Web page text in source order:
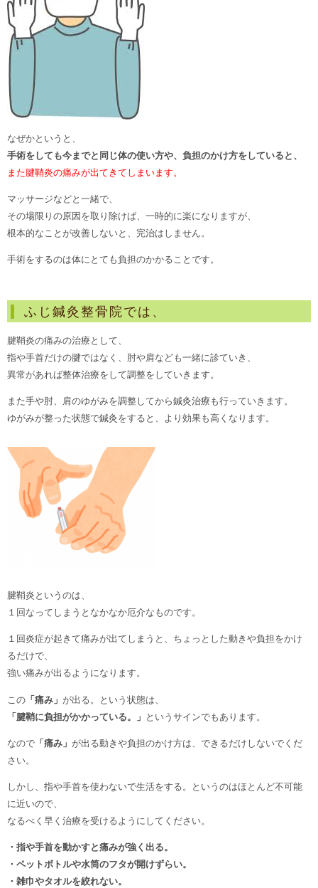
なぜかというと、
手術をしても今までと同じ体の使い方や、負担のかけ方をしていると、
また腱鞘炎の痛みが出てきてしまいます。
マッサージなどと一緒で、
その場限りの原因を取り除けば、一時的に楽になりますが、
根本的なことが改善しないと、完治はしません。
手術をするのは体にとても負担のかかることです。
ふじ鍼灸整骨院では、
腱鞘炎の痛みの治療として、
指や手首だけの腱ではなく、肘や肩なども一緒に診ていき、
異常があれば整体治療をして調整をしていきます。
また手や肘、肩のゆがみを調整してから鍼灸治療も行っていきます。
ゆがみが整った状態で鍼灸をすると、より効果も高くなります。
腱鞘炎というのは、
１回なってしまうとなかなか厄介なものです。
１回炎症が起きて痛みが出てしまうと、ちょっとした動きや負担をかけ
るだけで、
強い痛みが出るようになります。
この 「痛み」 が出る。という状態は、
「腱鞘に負担がかかっている。」 というサインでもあります。
なので 「痛み」 が出る動きや負担のかけ方は、できるだけしないでくだ
さい。
しかし、指や手首を使わないで生活をする。というのはほとんど不可能
に近いので、
なるべく早く治療を受けるようにしてください。
・指や手首を動かすと痛みが強く出る。
・ペットボトルや水筒のフタが開けずらい。
・雑巾やタオルを絞れない。